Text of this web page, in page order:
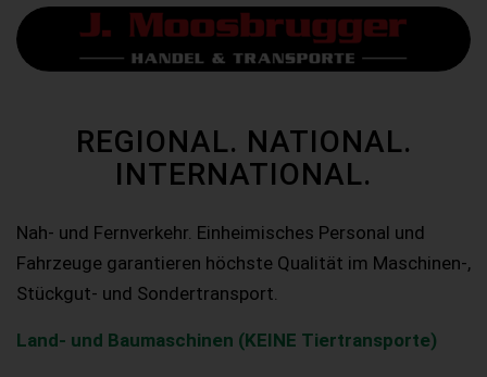
REGIONAL. NATIONAL.
INTERNATIONAL.
Nah- und Fernverkehr. Einheimisches Personal und
Fahrzeuge garantieren höchste Qualität im Maschinen-,
Stückgut- und Sondertransport.
Land- und Baumaschinen (KEINE Tiertransporte)